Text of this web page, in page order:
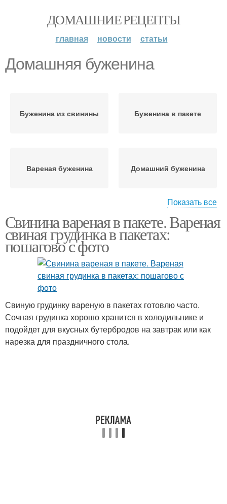
ДОМАШНИЕ РЕЦЕПТЫ
главная новости статьи
Домашняя буженина
Буженина из свинины Буженина в пакете
Вареная буженина Домашний буженина
условиях
Показать все
Свинина вареная в пакете. Вареная
свиная грудинка в пакетах:
пошагово с фото
Свиную грудинку вареную в пакетах готовлю часто.
Сочная грудинка хорошо хранится в холодильнике и
подойдет для вкусных бутербродов на завтрак или как
нарезка для праздничного стола.